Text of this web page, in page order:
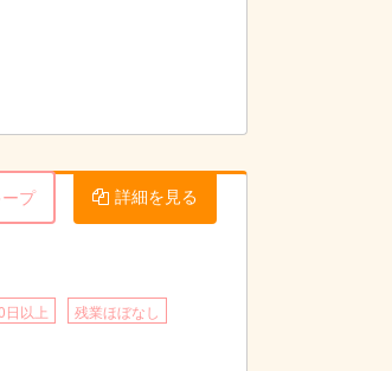
プ 詳細を見る
日以上
残業ほぼなし